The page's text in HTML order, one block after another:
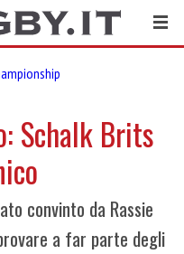
Schalk Brits
convinto da Rassie
a far parte degli